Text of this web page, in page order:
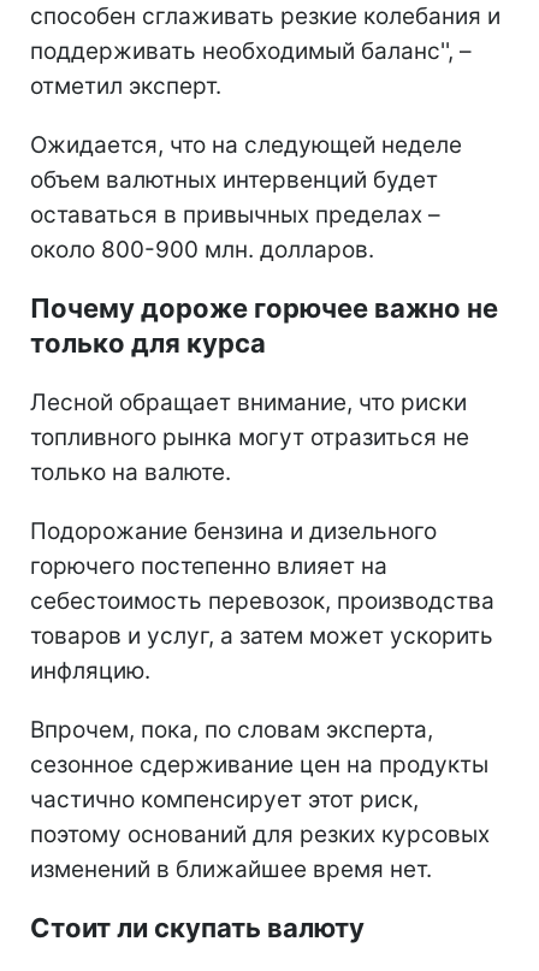
способен сглаживать резкие колебания и
поддерживать необходимый баланс'', –
отметил эксперт.
Ожидается, что на следующей неделе
объем валютных интервенций будет
оставаться в привычных пределах –
около 800-900 млн. долларов.
Почему дороже горючее важно не
только для курса
Лесной обращает внимание, что риски
топливного рынка могут отразиться не
только на валюте.
Подорожание бензина и дизельного
горючего постепенно влияет на
себестоимость перевозок, производства
товаров и услуг, а затем может ускорить
инфляцию.
Впрочем, пока, по словам эксперта,
сезонное сдерживание цен на продукты
частично компенсирует этот риск,
поэтому оснований для резких курсовых
изменений в ближайшее время нет.
Стоит ли скупать валюту